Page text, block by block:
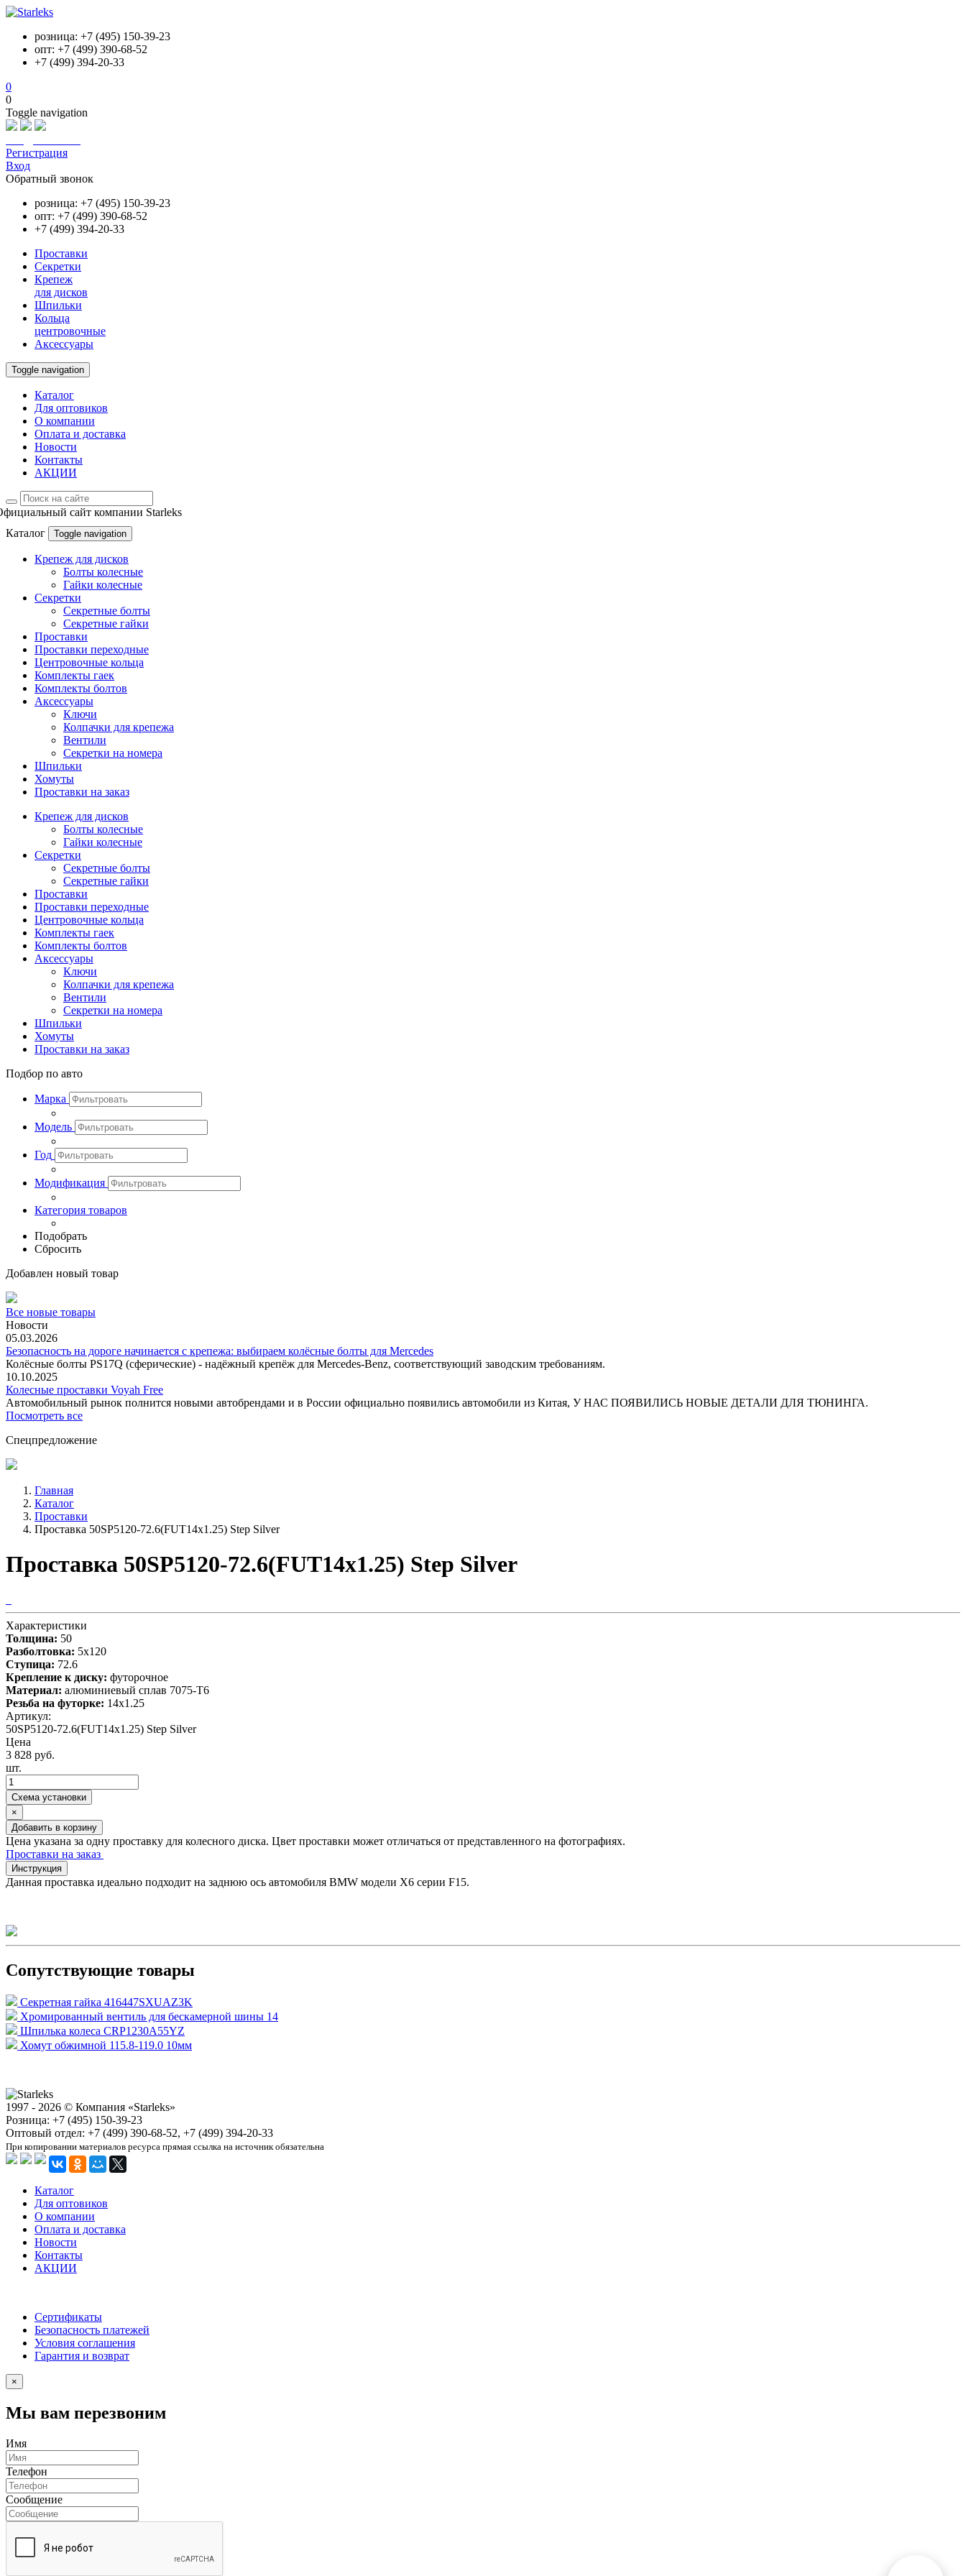
розница: +7 (495) 150-39-23
опт: +7 (499) 390-68-52
+7 (499) 394-20-33
0
0
Toggle navigation
Регистрация
Вход
Обратный звонок
розница: +7 (495) 150-39-23
опт: +7 (499) 390-68-52
+7 (499) 394-20-33
Проставки
Секретки
Крепеж
для дисков
Шпильки
Кольца
центровочные
Аксессуары
Toggle navigation
Каталог
Для оптовиков
О компании
Оплата и доставка
Новости
Контакты
АКЦИИ
сайт компании Starleks
Каталог
Toggle navigation
Крепеж для дисков
Болты колесные
Гайки колесные
Секретки
Секретные болты
Секретные гайки
Проставки
Проставки переходные
Центровочные кольца
Комплекты гаек
Комплекты болтов
Аксессуары
Ключи
Колпачки для крепежа
Вентили
Секретки на номера
Шпильки
Хомуты
Проставки на заказ
Крепеж для дисков
Болты колесные
Гайки колесные
Секретки
Секретные болты
Секретные гайки
Проставки
Проставки переходные
Центровочные кольца
Комплекты гаек
Комплекты болтов
Аксессуары
Ключи
Колпачки для крепежа
Вентили
Секретки на номера
Шпильки
Хомуты
Проставки на заказ
Подбор по авто
Марка
Модель
Год
Модификация
Категория товаров
Подобрать
Сбросить
Добавлен новый товар
Все новые товары
Новости
05.03.2026
Безопасность на дороге начинается с крепежа: выбираем колёсные болты для Mercedes
Колёсные болты PS17Q (сферические) - надёжный крепёж для Mercedes‑Benz, соответствующий заводским требованиям.
10.10.2025
Колесные проставки Voyah Free
Автомобильный рынок полнится новыми автобрендами и в России официально появились автомобили из Китая, У НАС ПОЯВИЛИСЬ НОВЫЕ ДЕТАЛИ ДЛЯ ТЮНИНГА.
Посмотреть все
Спецпредложение
Главная
Каталог
Проставки
Проставка 50SP5120-72.6(FUT14x1.25) Step Silver
Проставка 50SP5120-72.6(FUT14x1.25) Step Silver
Характеристики
Толщина: 50
Разболтовка: 5x120
Ступица: 72.6
Крепление к диску: футорочное
Материал: алюминиевый сплав 7075-T6
Резьба на футорке: 14х1.25
Артикул:
50SP5120-72.6(FUT14x1.25) Step Silver
Цена
3 828 руб.
шт.
Схема установки
×
Добавить в корзину
Цена указана за одну проставку для колесного диска. Цвет проставки может отличаться от представленного на фотографиях.
Проставки на заказ
Инструкция
Данная проставка идеально подходит на заднюю ось автомобиля BMW модели X6 серии F15.
Сопутствующие товары
Секретная гайка 416447SXUAZ3K
Хромированный вентиль для бескамерной шины 14
Шпилька колеса CRP1230A55YZ
Хомут обжимной 115.8-119.0 10мм
1997 - 2026 © Компания «Starleks»
Розница: +7 (495) 150-39-23
Оптовый отдел: +7 (499) 390-68-52, +7 (499) 394-20-33
При копировании материалов ресурса прямая ссылка на источник обязательна
Каталог
Для оптовиков
О компании
Оплата и доставка
Новости
Контакты
АКЦИИ
Сертификаты
Безопасность платежей
Условия соглашения
Гарантия и возврат
×
Мы вам перезвоним
Имя
Телефон
Сообщение